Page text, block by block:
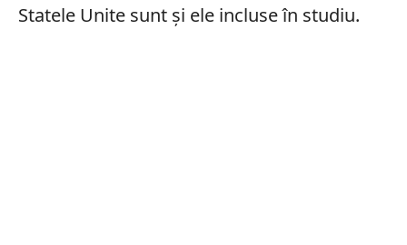
Statele Unite sunt și ele incluse în studiu.